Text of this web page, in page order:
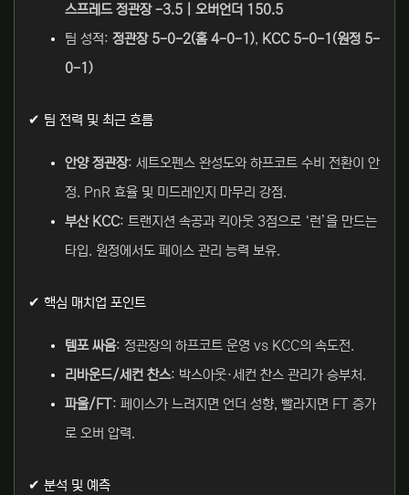
스프레드 정관장 -3.5 | 오버언더 150.5
팀 성적: 정관장 5-0-2(홈 4-0-1), KCC 5-0-1(원정 5-
0-1)
✔ 팀 전력 및 최근 흐름
안양 정관장: 세트오펜스 완성도와 하프코트 수비 전환이 안
정. PnR 효율 및 미드레인지 마무리 강점.
부산 KCC: 트랜지션 속공과 킥아웃 3점으로 ‘런’을 만드는
타입. 원정에서도 페이스 관리 능력 보유.
✔ 핵심 매치업 포인트
템포 싸움: 정관장의 하프코트 운영 vs KCC의 속도전.
리바운드/세컨 찬스: 박스아웃·세컨 찬스 관리가 승부처.
파울/FT : 페이스가 느려지면 언더 성향, 빨라지면 FT 증가
로 오버 압력.
✔ 분석 및 예측